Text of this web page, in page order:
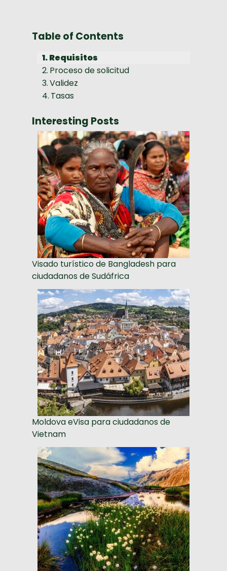
Table of Contents
Requisitos
Proceso de solicitud
Validez
Tasas
Interesting Posts
Visado turístico de Bangladesh para
ciudadanos de Sudáfrica
Moldova eVisa para ciudadanos de
Vietnam